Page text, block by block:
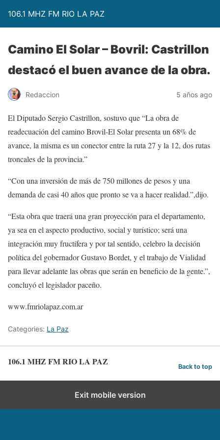
106.1 MHZ FM RIO LA PAZ
Camino El Solar – Bovril: Castrillon
destacó el buen avance de la obra.
Redaccion 5 años ago
El Diputado Sergio Castrillon, sostuvo que “La obra de
readecuación del camino Brovil-El Solar presenta un 68% de
avance, la misma es un conector entre la ruta 27 y la 12, dos rutas
troncales de la provincia.”
“Con una inversión de más de 750 millones de pesos y una
demanda de casi 40 años que pronto se va a hacer realidad.”,dijo.
“Esta obra que traerá una gran proyección para el departamento,
ya sea en el aspecto productivo, social y turístico; será una
integración muy fructífera y por tal sentido, celebro la decisión
política del gobernador Gustavo Bordet, y el trabajo de Vialidad
para llevar adelante las obras que serán en beneficio de la gente.”,
concluyó el legislador paceño.
www.fmriolapaz.com.ar
Categories: La Paz
106.1 MHZ FM RIO LA PAZ Back to top
Exit mobile version